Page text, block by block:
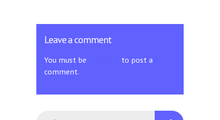
Leave a comment
You must be
to post a
comment.